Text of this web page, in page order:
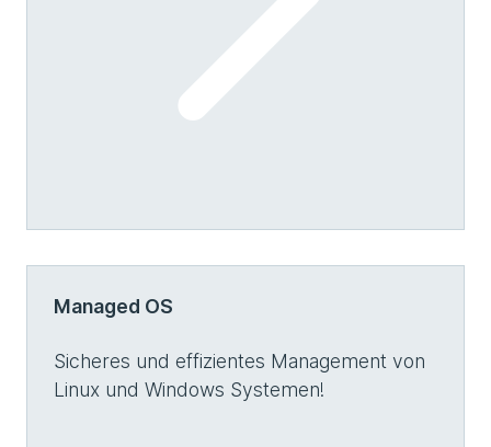
Managed OS
Sicheres und effizientes Management von
Linux und Windows Systemen!